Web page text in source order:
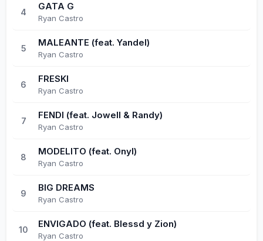
4
GATA G
Ryan Castro
5
MALEANTE (feat. Yandel)
Ryan Castro
6
FRESKI
Ryan Castro
7
FENDI (feat. Jowell & Randy)
Ryan Castro
8
MODELITO (feat. Onyl)
Ryan Castro
9
BIG DREAMS
Ryan Castro
10
ENVIGADO (feat. Blessd y Zion)
Ryan Castro